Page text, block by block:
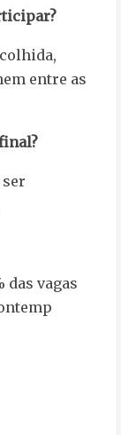
entre as
das vagas